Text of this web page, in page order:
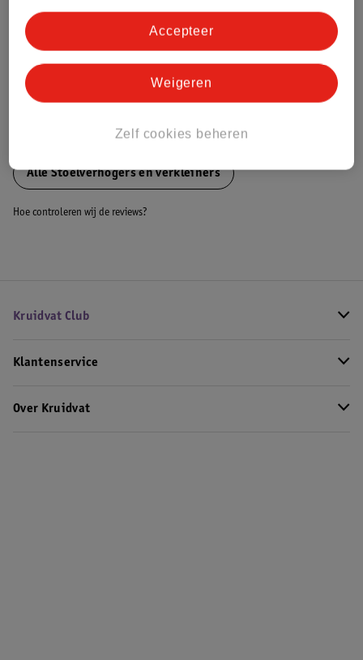
Bestel & Bezorginformatie
Bekijk ook
Novi at Home
Alle Stoelverhogers en verkleiners
Hoe controleren wij de reviews?
Kruidvat Club
Klantenservice
Over Kruidvat
Zelf cookies beheren
Weigeren
Accepteer